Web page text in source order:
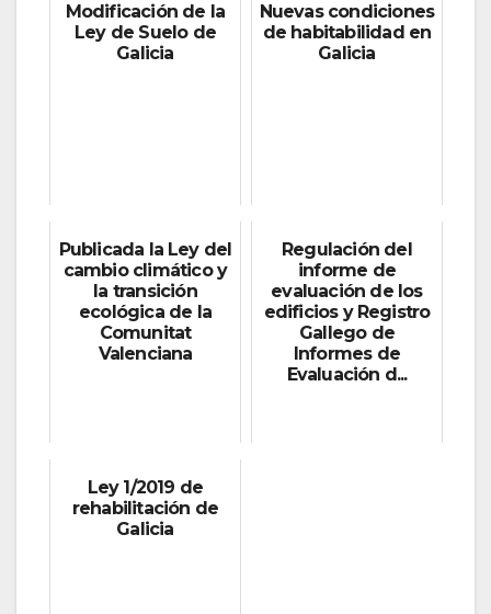
Modificación de la
Ley de Suelo de
Galicia
Nuevas condiciones
de habitabilidad en
Galicia
Publicada la Ley del
cambio climático y
la transición
ecológica de la
Comunitat
Valenciana
Regulación del
informe de
evaluación de los
edificios y Registro
Gallego de
Informes de
Evaluación d...
Ley 1/2019 de
rehabilitación de
Galicia